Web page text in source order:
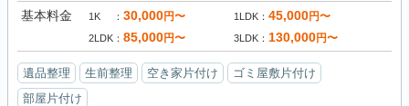
基本料金 1K 30,000円〜 1LDK 45,000円〜
2LDK 85,000円〜 3LDK 130,000円〜
遺品整理 生前整理 空き家片付け
ゴミ屋敷片付け
部屋片付け